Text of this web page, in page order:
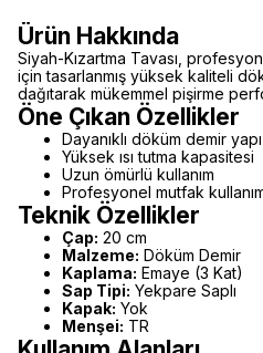
Ürün Hakkında
Siyah-Kızartma Tavası,
için tasarlanmış yüksek kaliteli
dağıtarak mükemmel pişirme
Öne Çıkan Özellikler
Dayanıklı döküm demir yapı
Yüksek ısı tutma kapasitesi
Uzun ömürlü kullanım
Profesyonel mutfak
Teknik Özellikler
Çap: 20 cm
Malzeme: Döküm Demir
Kaplama: Emaye (3 Kat)
Sap Tipi: Yekpare Saplı
Kapak: Yok
Menşei: TR